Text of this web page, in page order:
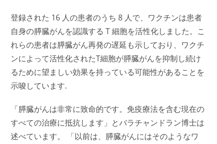
登録された 16 人の患者のうち 8 人で、ワクチンは患者
自身の膵臓がんを認識する T 細胞を活性化しました。こ
れらの患者は膵臓がん再発の遅延も示しており、ワクチ
ンによって活性化されたT細胞が膵臓がんを抑制し続け
るために望ましい効果を持っている可能性があることを
示唆しています.
「膵臓がんは非常に致命的です。免疫療法を含む現在の
すべての治療に抵抗します」とバラチャンドラン博士は
述べています。 「以前は、膵臓がんにはそのようなワ